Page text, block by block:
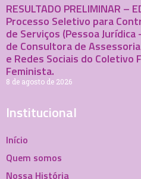
RESULTADO PRELIMINAR –
Processo Seletivo para
de Serviços (Pessoa
de Consultora de
e Redes Sociais do Coletivo
Feminista.
8 de agosto de 2026
Institucional
Início
Quem somos
Nossa História